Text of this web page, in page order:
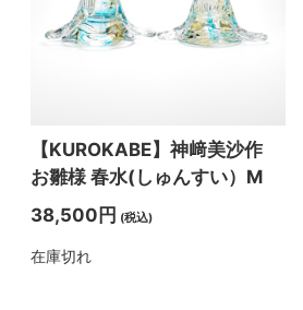
【KUROKABE】神﨑美沙作
お雛様 春水(しゅんすい）M
38,500円 (税込)
在庫切れ